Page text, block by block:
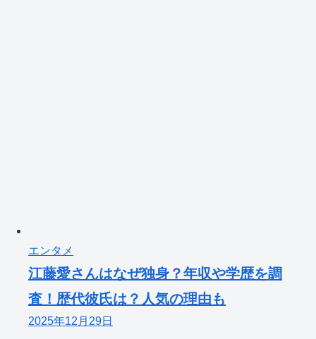
エンタメ
江藤愛さんはなぜ独身？年収や学歴を調
査！歴代彼氏は？人気の理由も
2025年12月29日